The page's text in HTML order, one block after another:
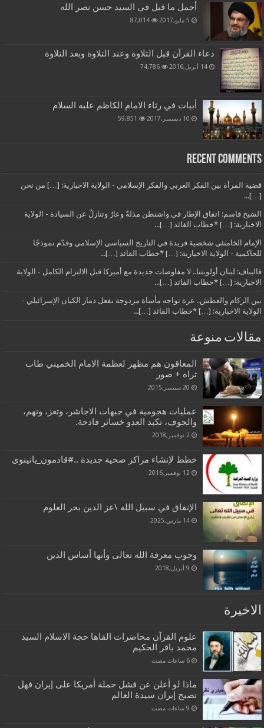
أجمل ما قيل في السيد حسن نصر الله
5 مايو,2017 87,014
دعاء القرآن قبل التلاوة وعند التلاوة وبعد التلاوة
14 أبريل,2016 74,786
أبيات في رثاء الامام الكاظم عليه السلام
10 ديسمبر,2017 59,851
Recent Comments
قضية المرأة بين الفكر الغربي والفكر الإسلامي - الولاية الاخبارية: […] من نحن
[…]...
الشيخ قاسم: اتفاق الإطار في واشنطن مذلةٌ وعارٌ وتنازلٌ عن السيادة - الولاية
الاخبارية: […] *خطاب القائد […]...
الإمام الخامنئي شخصية فريدة في التاريخ السياسي الإسلامي وقدّم نموذجًا
للحاكمية - الولاية الاخبارية: […] *خطاب القائد […]...
قاليباف: لبنان أولويتنا.. لا مفاوضات جديدة مع أميركا قبل الالتزام الكامل - الولاية
الاخبارية: […] *خطاب القائد […]...
بين الركام والعطش.. غزة تواجه مأساة مزدوجة بفعل دمار الكيان الإسرائيلي -
الولاية الاخبارية: […] *خطاب القائد […]...
مقالات منوعة
المعاقون هم مظهر لعظمة الامام الخميني طاب
ثراه + صور
20 سبتمبر,2015
عمليات هجومية في جبهات الاجاشر، وتعز، ونهم،
والجوف، تكبد العدو خسائر فادحة.
2 نوفمبر,2018
خطط لإنشاء مراكز صحية جديدة ..#قادمون_يانينوى
12 نوفمبر,2016
الإنفاق في سبيل الله \عز الدين بحر العلوم
14 مارس,2025
وجوب معرفة الله تعالى وأنها أساس الدين
9 أبريل,2018
الاخيرة
علوم القرآن محاضرات القاها حجة الاسلام السيد
محمد باقر الحكيم
‏6 ساعات مضت
ماذا لو أعلن عن فشل حملة أمريكا على إيران فهل
تصبح إيران سيدة العالم